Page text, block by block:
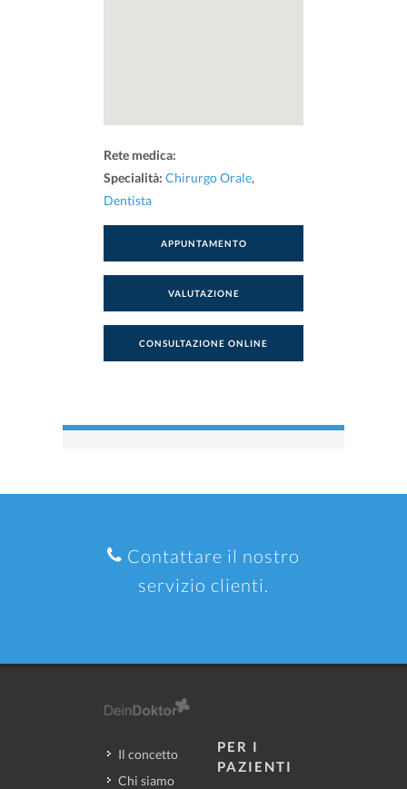
Rete medica:
Specialità: Chirurgo Orale,
Dentista
APPUNTAMENTO
VALUTAZIONE
CONSULTAZIONE ONLINE
Contattare il nostro
servizio clienti.
Il concetto
Chi siamo
PER I
PAZIENTI